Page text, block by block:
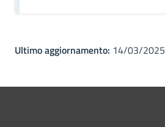
Ultimo aggiornamento: 14/03/2025